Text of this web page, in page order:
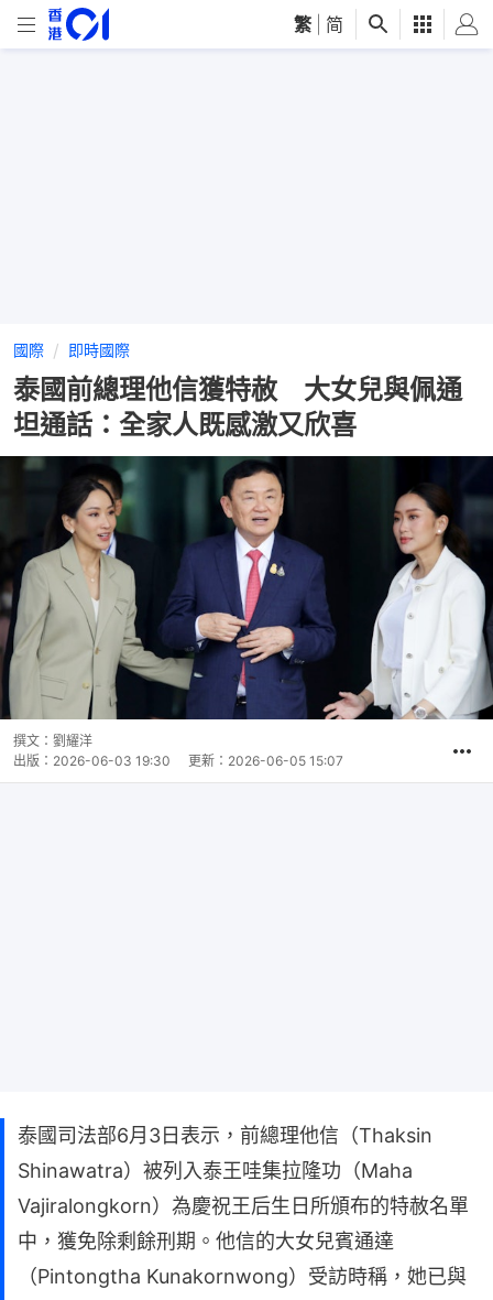
繁 简
國際 即時國際
泰國前總理他信獲特赦 大女兒與佩通
坦通話：全家人既感激又欣喜
撰文： 劉耀洋
出版： 2026-06-03 19:30 更新： 2026-06-05 15:07
泰國司法部6月3日表示，前總理他信（Thaksin
Shinawatra）被列入泰王哇集拉隆功（Maha
Vajiralongkorn）為慶祝王后生日所頒布的特赦名單
中，獲免除剩餘刑期。他信的大女兒賓通達
（Pintongtha Kunakornwong）受訪時稱，她已與